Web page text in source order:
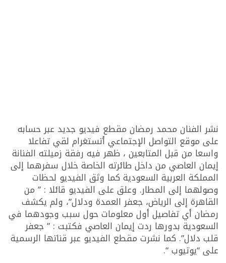
نشر الفنان محمد رمضان مقطع فيديو جديد عبر حسابه
على موقع التواصل الإجتماعي أتستغرام لقي تفاعلا
واسعا من قبل المتابعين ، ظهر فيه رفقة زميلته الفنانة
إيمان العاصي من داخل طائرته الخاصة خلال سفرهما إلى
المملكة العربية السعودية كما وثق الفيديو لحظات
وصولهما إلى المطار. وعلق على الفيديو قائلا : ” من
القاهرة إلى الرياض، جعفر العمدة ودلال”، ولم يكشف
رمضان أي تفاصيل أول معلومات حول سبب وجودهما في
السعودية بدورها ردت إيمان العاصي فكتبت : ” جعفر
قلب دلال”. كما نشرت مقطع الفيديو عبر قناتها الرسمية
على “يوتيوب “.